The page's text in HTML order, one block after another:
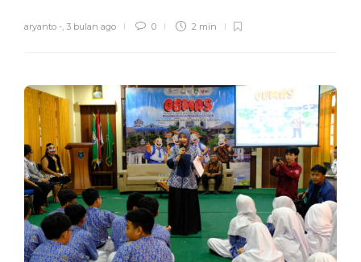
aryanto -, 3 bulan ago 0 2 min